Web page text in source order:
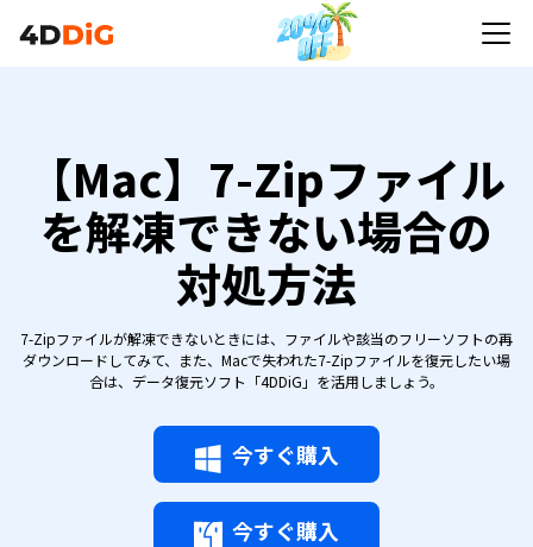
【Mac】7-Zipファイル
を解凍できない場合の
対処方法
7-Zipファイルが解凍できないときには、ファイルや該当のフリーソフトの再
ダウンロードしてみて、また、Macで失われた7-Zipファイルを復元したい場
合は、データ復元ソフト「4DDiG」を活用しましょう。
今すぐ購入
今すぐ購入